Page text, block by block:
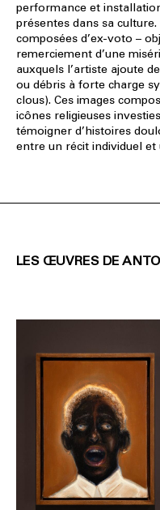
performance et
présentes dans sa
composées d’ex-voto –
remerciement d’une
auxquels l’artiste ajoute
ou débris à forte charge
clous). Ces images
icônes religieuses
témoigner d’histoires
entre un récit individuel et
LES ŒUVRES DE